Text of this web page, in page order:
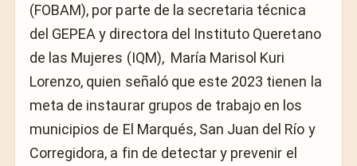
(FOBAM), por parte de la secretaria técnica
del GEPEA y directora del Instituto Queretano
de las Mujeres (IQM), María Marisol Kuri
Lorenzo, quien señaló que este 2023 tienen la
meta de instaurar grupos de trabajo en los
municipios de El Marqués, San Juan del Río y
Corregidora, a fin de detectar y prevenir el